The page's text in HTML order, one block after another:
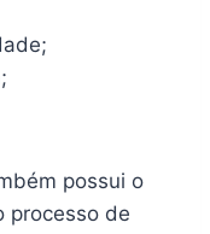
possui o
processo de